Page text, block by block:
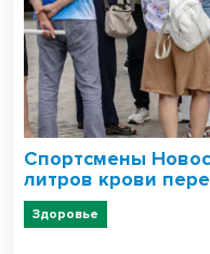
Спортсмены
литров крови
Здоровье